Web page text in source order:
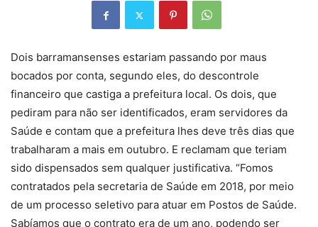
Dois barramansenses estariam passando por maus
bocados por conta, segundo eles, do descontrole
financeiro que castiga a prefeitura local. Os dois, que
pediram para não ser identificados, eram servidores da
Saúde e contam que a prefeitura lhes deve três dias que
trabalharam a mais em outubro. E reclamam que teriam
sido dispensados sem qualquer justificativa. “Fomos
contratados pela secretaria de Saúde em 2018, por meio
de um processo seletivo para atuar em Postos de Saúde.
Sabíamos que o contrato era de um ano, podendo ser